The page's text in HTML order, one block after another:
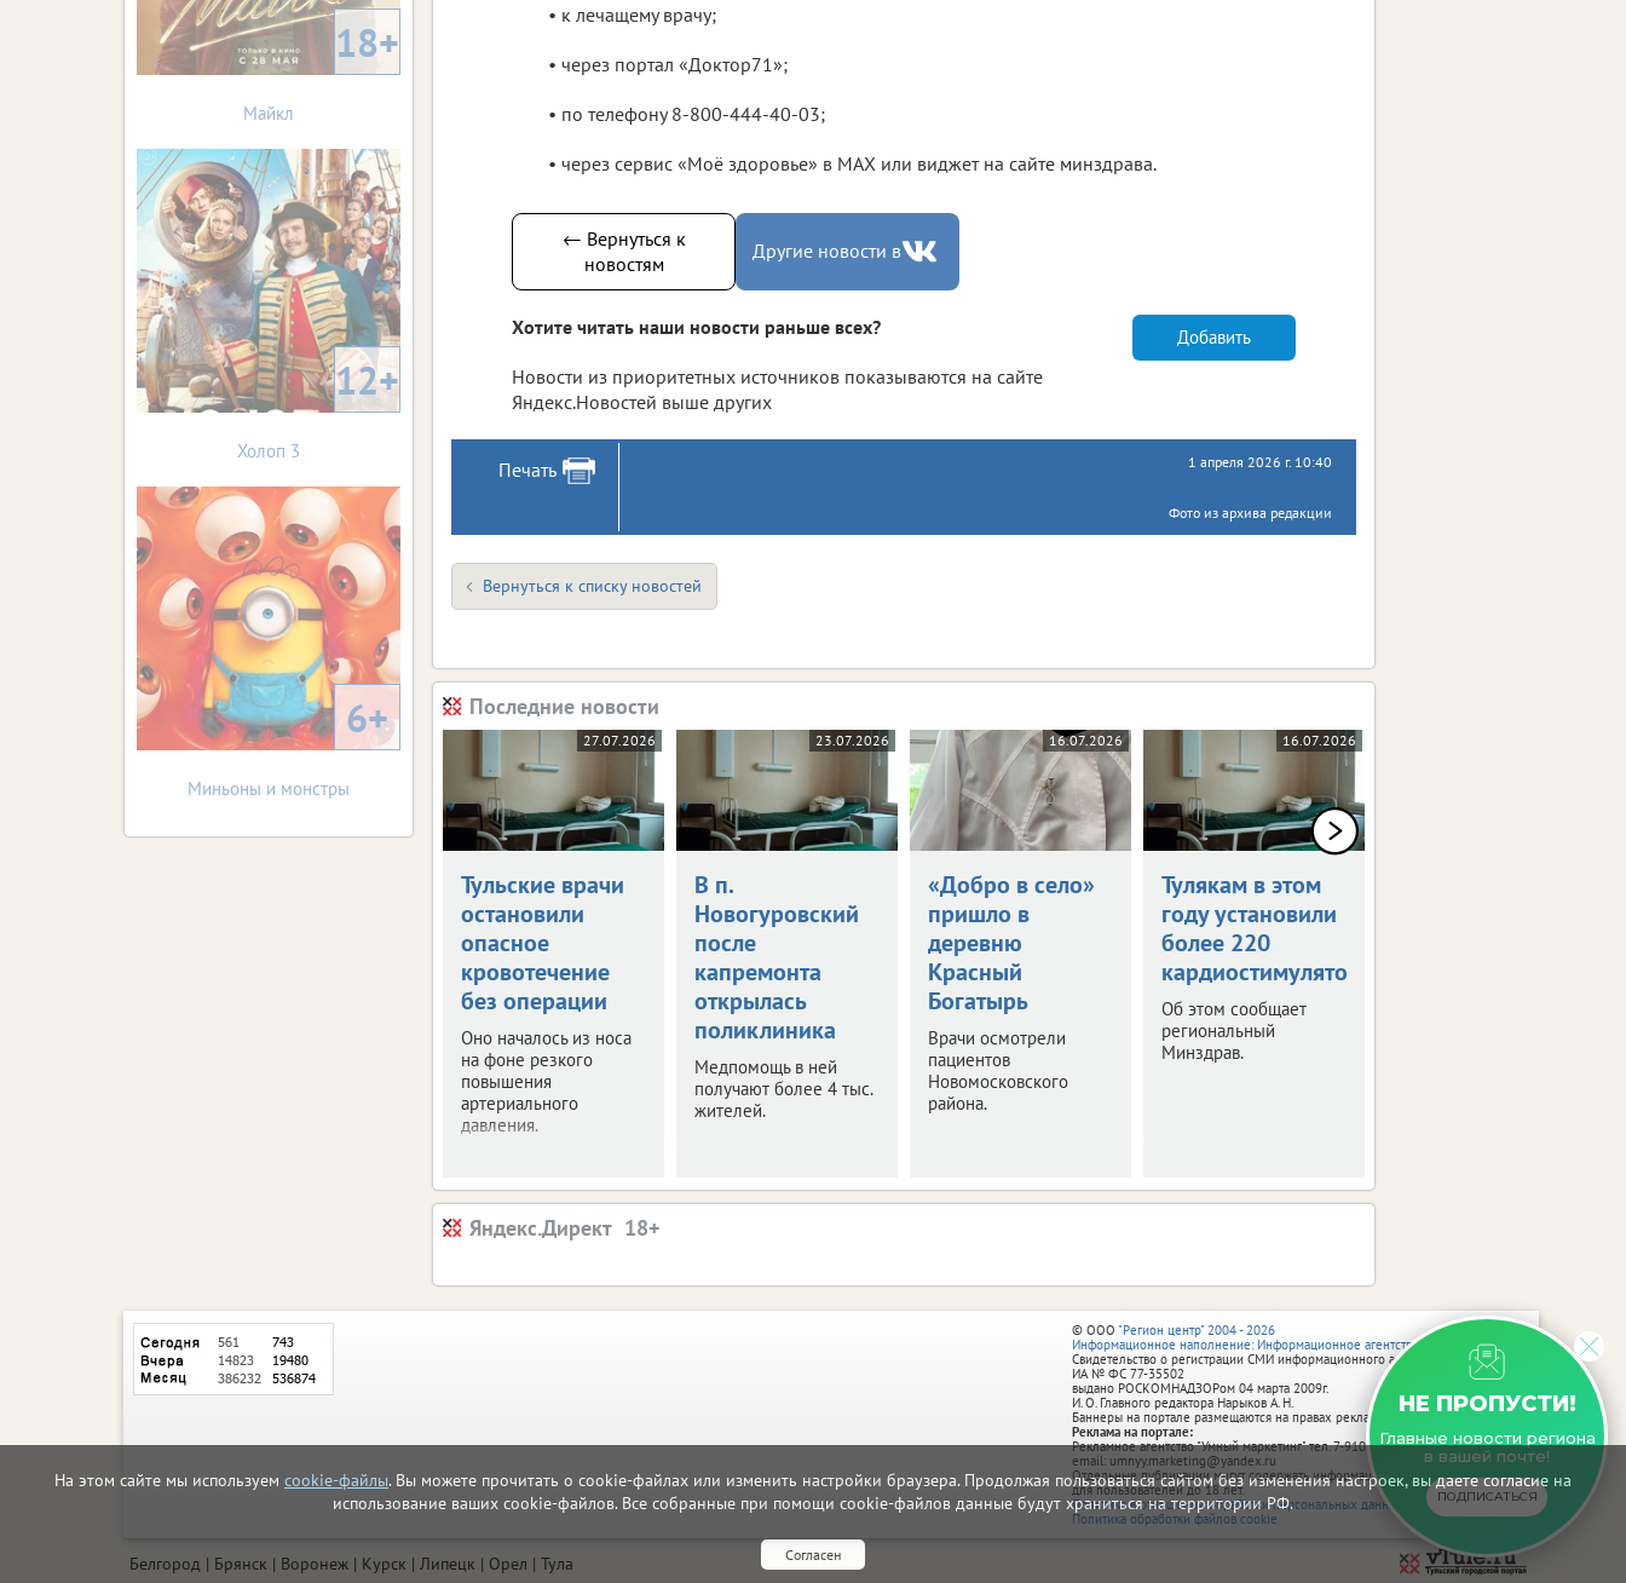
На этом сайте мы используем cookie-файлы. Вы можете прочитать о cookie-файлах или изменить настройки браузера. Продолжая пользоваться сайтом без изменения настроек, вы даете согласие на
использование ваших cookie-файлов. Все собранные при помощи cookie-файлов данные будут храниться на территории РФ.
Согласен
• к лечащему врачу;
• через портал «Доктор71»;
• по телефону 8-800-444-40-03;
• через сервис «Моё здоровье» в MAX или виджет на сайте минздрава.
← Вернуться к
новостям
Другие новости в
Хотите читать наши новости раньше всех?
Новости из приоритетных источников показываются на сайте
Яндекс.Новостей выше других
Добавить
Печать 1 апреля 2026 г. 10:40
Фото из архива редакции
Вернуться к списку новостей
Последние новости
27.07.2026
Тульские врачи
остановили
опасное
кровотечение
без операции
Оно началось из носа
на фоне резкого
повышения
артериального
давления.
23.07.2026
В п.
Новогуровский
после
капремонта
открылась
поликлиника
Медпомощь в ней
получают более 4 тыс.
жителей.
16.07.2026
«Добро в село»
пришло в
деревню
Красный
Богатырь
Врачи осмотрели
пациентов
Новомосковского
района.
16.07.2026
Тулякам в этом
году установили
более 220
кардиостимуляторов
Об этом сообщает
региональный
Минздрав.
Яндекс.Директ
18+
Майкл
12+
Холоп 3
6+
Миньоны и монстры
НЕ ПРОПУСТИ!
Главные новости региона
в вашей почте!
ПОДПИСАТЬСЯ
© ООО "Регион центр" 2004 - 2026
Информационное наполнение: Информационное агентство vRossii.ru
Свидетельство о регистрации СМИ информационного агентства vRossii.ru
ИА № ФС 77‑35502
выдано РОСКОМНАДЗОРом 04 марта 2009г.
И. О. Главного редактора Нарыков А. Н.
Баннеры на портале размещаются на правах рекламы.
Реклама на портале:
Рекламное агентство "Умный маркетинг" тел. 7-910-267-70-40,
email: umnyy.marketing@yandex.ru
Отдельные публикации могут содержать информацию, не предназначенную
для пользователей до 18 лет.
Политика в отношении обработки персональных данных
Политика обработки файлов cookie
Белгород Брянск Воронеж Курск Липецк Орел Тула